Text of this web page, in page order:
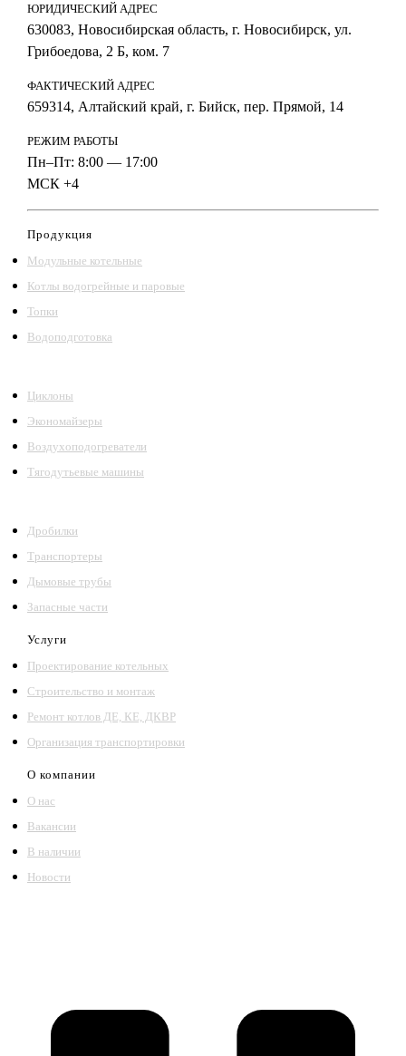
ЮРИДИЧЕСКИЙ АДРЕС
630083, Новосибирская область, г. Новосибирск, ул.
Грибоедова, 2 Б, ком. 7
ФАКТИЧЕСКИЙ АДРЕС
659314, Алтайский край, г. Бийск, пер. Прямой, 14
РЕЖИМ РАБОТЫ
Пн–Пт: 8:00 — 17:00
МСК +4
Продукция
Модульные котельные
Котлы водогрейные и паровые
Топки
Водоподготовка
Циклоны
Экономайзеры
Воздухоподогреватели
Тягодутьевые машины
Дробилки
Транспортеры
Дымовые трубы
Запасные части
Услуги
Проектирование котельных
Строительство и монтаж
Ремонт котлов ДЕ, КЕ, ДКВР
Организация транспортировки
О компании
О нас
Вакансии
В наличии
Новости